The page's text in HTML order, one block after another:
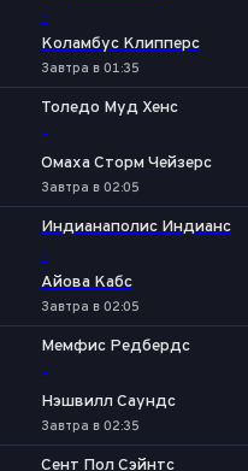
-
Коламбус Клипперс
Завтра в 01:35
Толедо Муд Хенс
-
Омаха Сторм Чейзерс
Завтра в 02:05
Индианаполис Индианс
-
Айова Кабс
Завтра в 02:05
Мемфис Редбердс
-
Нэшвилл Саундс
Завтра в 02:35
Сент Пол Сэйнтс